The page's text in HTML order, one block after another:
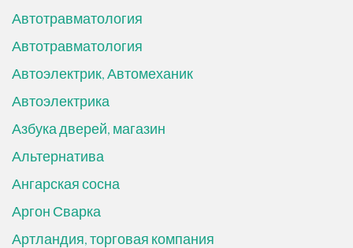
Автотравматология
Автотравматология
Автоэлектрик, Автомеханик
Автоэлектрика
Азбука дверей, магазин
Альтернатива
Ангарская сосна
Аргон Сварка
Артландия, торговая компания